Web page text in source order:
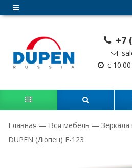
+7
с
Главная — Вся мебель —
DUPEN (Дюпен) E-123